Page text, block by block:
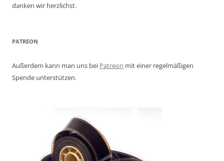
danken wir herzlichst.
PATREON
Außerdem kann man uns bei Patreon mit einer regelmäßigen
Spende unterstützen.